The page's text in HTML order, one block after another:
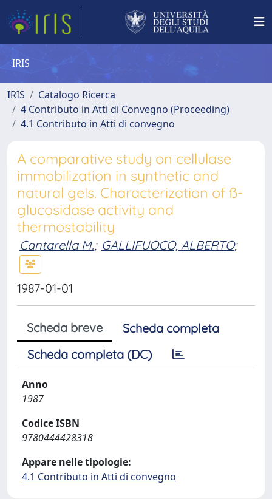
IRIS
IRIS
Catalogo Ricerca
4 Contributo in Atti di Convegno (Proceeding)
4.1 Contributo in Atti di convegno
A comparative study on cellulase
immobilization in synthetic and
natural gels. Characterization of ß-
glucosidase activity and
thermostability
Cantarella M.; GALLIFUOCO, ALBERTO;
1987-01-01
Scheda breve
Scheda completa
Scheda completa (DC)
Anno
1987
Codice ISBN
9780444428318
Appare nelle tipologie:
4.1 Contributo in Atti di convegno